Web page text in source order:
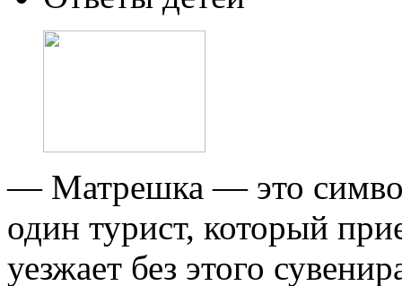
— Матрешка — это
один турист, который
уезжает без этого